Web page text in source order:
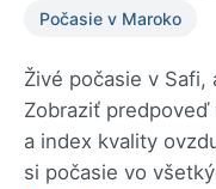
Počasie v Maroko
Živé počasie v Safi,
Zobraziť
a index kvality
si počasie vo